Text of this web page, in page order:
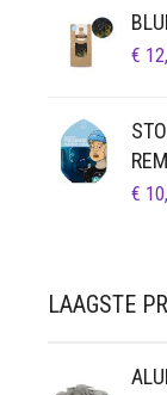
€
€
LAAGSTE